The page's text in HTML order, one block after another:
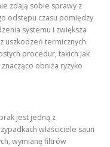
zdają sobie sprawy z
odstępu czasu pomiędzy
systemu i zwiększa
uszkodzeń termicznych.
procedur, takich jak
obniża ryzyko
jest jedną z
właściciele saun
wymianę filtrów